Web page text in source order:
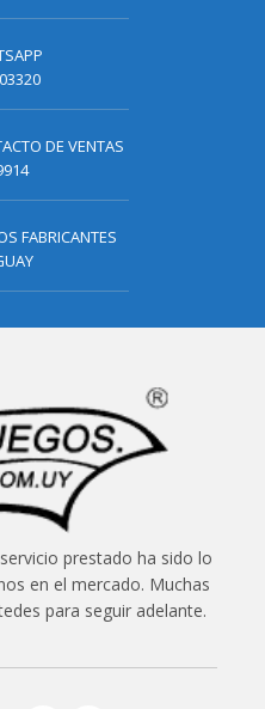
DE VENTAS
FABRICANTES
prestado ha sido lo
en el mercado. Muchas
para seguir adelante.